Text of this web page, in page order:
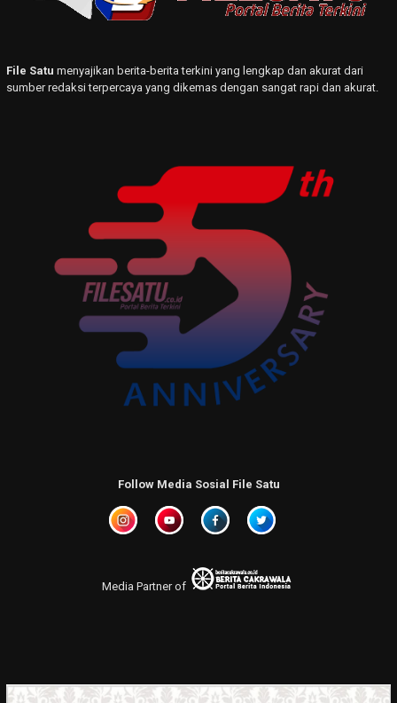
File Satu menyajikan berita-berita terkini yang lengkap dan akurat dari
sumber redaksi terpercaya yang dikemas dengan sangat rapi dan akurat.
Follow Media Sosial File Satu
Media Partner of